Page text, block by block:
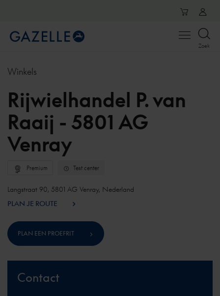
Open
Zoek
Winkels
Rijwielhandel P. van
Raaij - 5801 AG
Venray
Premium Test center
Langstraat 90, 5801 AG Venray, Nederland
PLAN JE ROUTE
PLAN EEN PROEFRIT
Contact